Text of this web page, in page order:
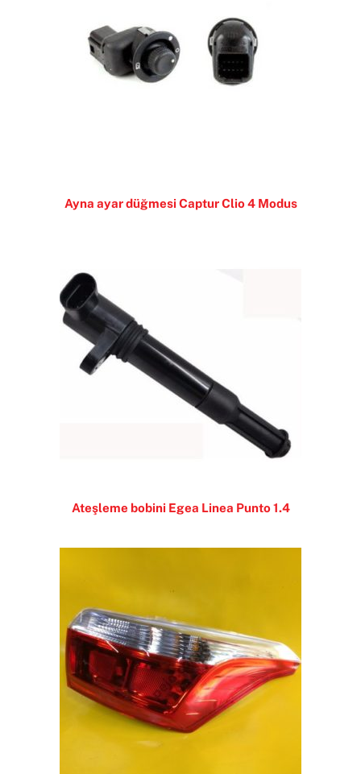
Ayna ayar düğmesi Captur Clio 4 Modus
Ateşleme bobini Egea Linea Punto 1.4